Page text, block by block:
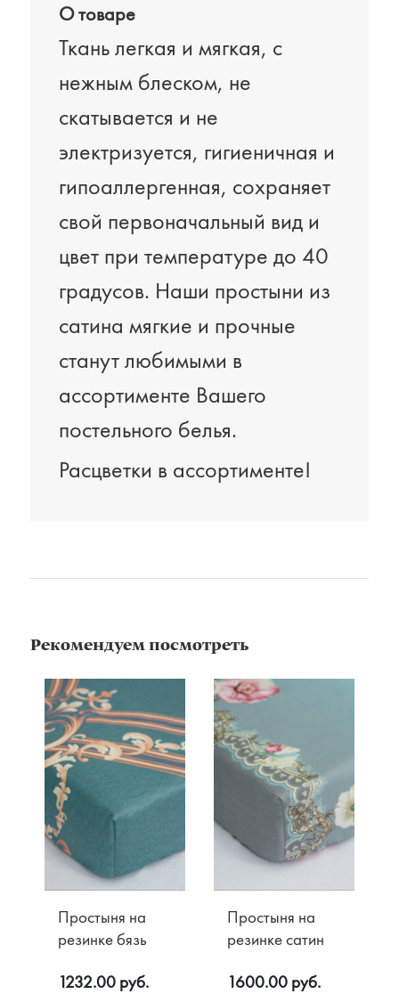
О товаре
Ткань легкая и мягкая, с
нежным блеском, не
скатывается и не
электризуется, гигиеничная и
гипоаллергенная, сохраняет
свой первоначальный вид и
цвет при температуре до 40
градусов. Наши простыни из
сатина мягкие и прочные
станут любимыми в
ассортименте Вашего
постельного белья.
Расцветки в ассортименте!
Рекомендуем посмотреть
Простыня на
резинке бязь
1232.00 руб.
Простыня на
резинке сатин
1600.00 руб.